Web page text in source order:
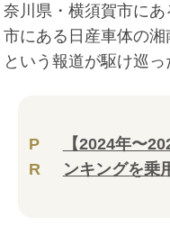
奈川県・横須賀市に
市にある日産車体の
という報道が駆け巡っ
P
R
【2024年〜
ンキングを乗